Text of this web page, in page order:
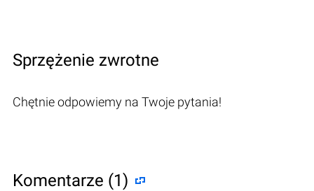
Sprzężenie zwrotne
Chętnie odpowiemy na Twoje pytania!
Komentarze (1)